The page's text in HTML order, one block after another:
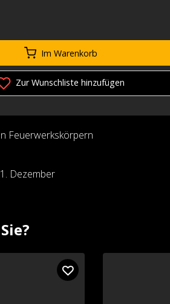
Im Warenkorb
Zur Wunschliste hinzufügen
Feuerwerkskörpern
Dezember